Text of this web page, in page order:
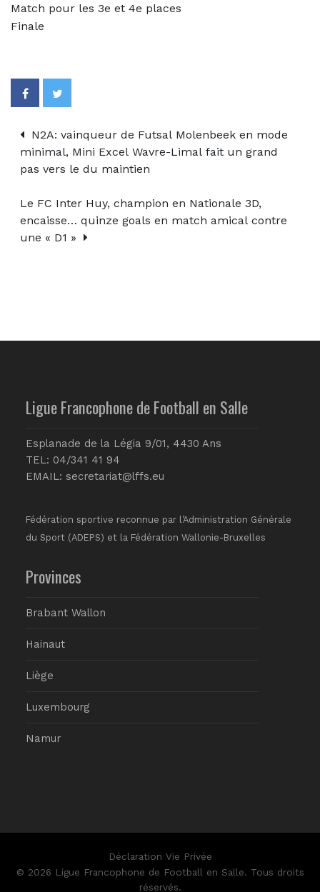
Match pour les 3e et 4e places
Finale
N2A: vainqueur de Futsal Molenbeek en mode
minimal, Mini Excel Wavre-Limal fait un grand
pas vers le du maintien
Le FC Inter Huy, champion en Nationale 3D,
encaisse… quinze goals en match amical contre
une « D1 »
Ligue Francophone de Football en Salle
Esplanade de la Légia 9/01, 4430 Ans
TEL: 04/341 41 94
EMAIL: secretariat@lffs.eu
Fédération sportive reconnue par l’Administration Générale
du Sport (ADEPS) et la Fédération Wallonie-Bruxelles
Provinces
Brabant Wallon
Hainaut
Liège
Luxembourg
Namur
Déclaration Vie Privée
© 2026 Ligue Francophone de Football en Salle. Tous droits
réservés.